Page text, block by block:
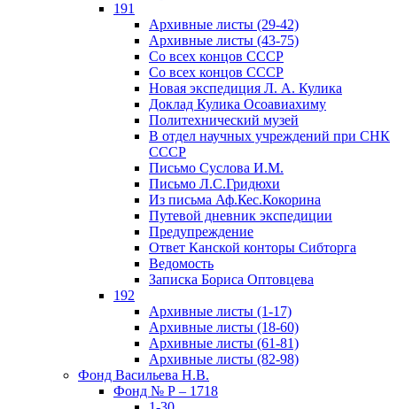
191
Архивные листы (29-42)
Архивные листы (43-75)
Со всех концов СССР
Со всех концов СССР
Новая экспедиция Л. А. Кулика
Доклад Кулика Осоавиахиму
Политехнический музей
В отдел научных учреждений при СНК
СССР
Письмо Суслова И.М.
Письмо Л.С.Гридюхи
Из письма Аф.Кес.Кокорина
Путевой дневник экспедиции
Предупреждение
Ответ Канской конторы Сибторга
Ведомость
Записка Бориса Оптовцева
192
Архивные листы (1-17)
Архивные листы (18-60)
Архивные листы (61-81)
Архивные листы (82-98)
Фонд Васильева Н.В.
Фонд № Р – 1718